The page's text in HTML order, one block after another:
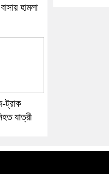
হামলা
ট্রাক
যাত্রী